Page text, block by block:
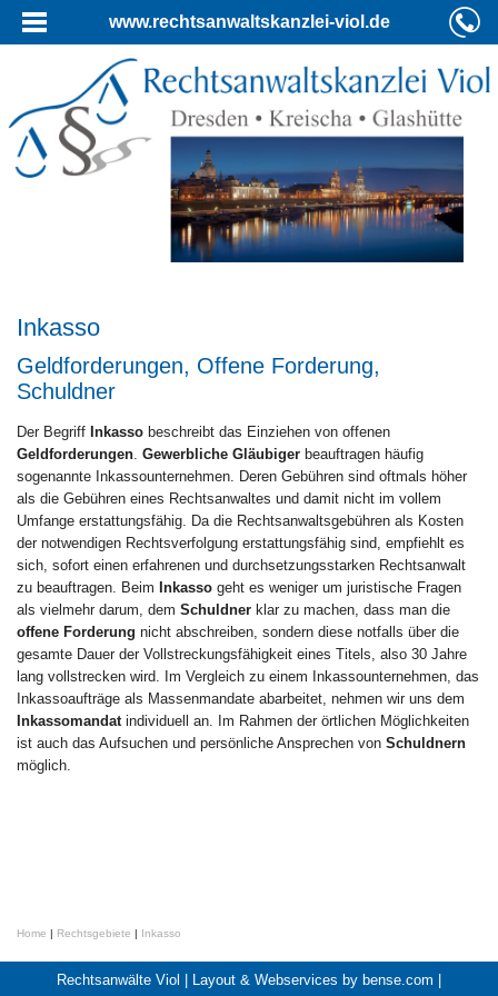
www.rechtsanwaltskanzlei-viol.de
Inkasso
Geldforderungen, Offene Forderung,
Schuldner
Der Begriff Inkasso beschreibt das Einziehen von offenen
Geldforderungen Gewerbliche Gläubiger beauftragen häufig
sogenannte Inkassounternehmen. Deren Gebühren sind oftmals höher
als die Gebühren eines Rechtsanwaltes und damit nicht im vollem
Umfange erstattungsfähig. Da die Rechtsanwaltsgebühren als Kosten
der notwendigen Rechtsverfolgung erstattungsfähig sind, empfiehlt es
sich, sofort einen erfahrenen und durchsetzungsstarken Rechtsanwalt
zu beauftragen. Beim Inkasso geht es weniger um juristische Fragen
als vielmehr darum, dem Schuldner klar zu machen, dass man die
offene Forderung nicht abschreiben, sondern diese notfalls über die
gesamte Dauer der Vollstreckungsfähigkeit eines Titels, also 30 Jahre
lang vollstrecken wird. Im Vergleich zu einem Inkassounternehmen, das
Inkassoaufträge als Massenmandate abarbeitet, nehmen wir uns dem
Inkassomandat individuell an. Im Rahmen der örtlichen Möglichkeiten
ist auch das Aufsuchen und persönliche Ansprechen von Schuldnern
möglich.
Home | Rechtsgebiete | Inkasso
Rechtsanwälte Viol | Layout & Webservices by bense.com |